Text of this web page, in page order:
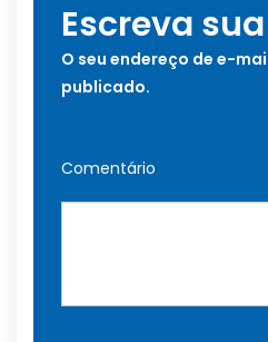
Escreva
O seu endereço de e-
publicado.
Comentário